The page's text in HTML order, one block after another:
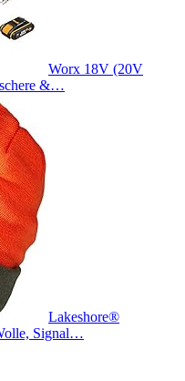
Worx 18V (20V
&…
Lakeshore®
Signal…